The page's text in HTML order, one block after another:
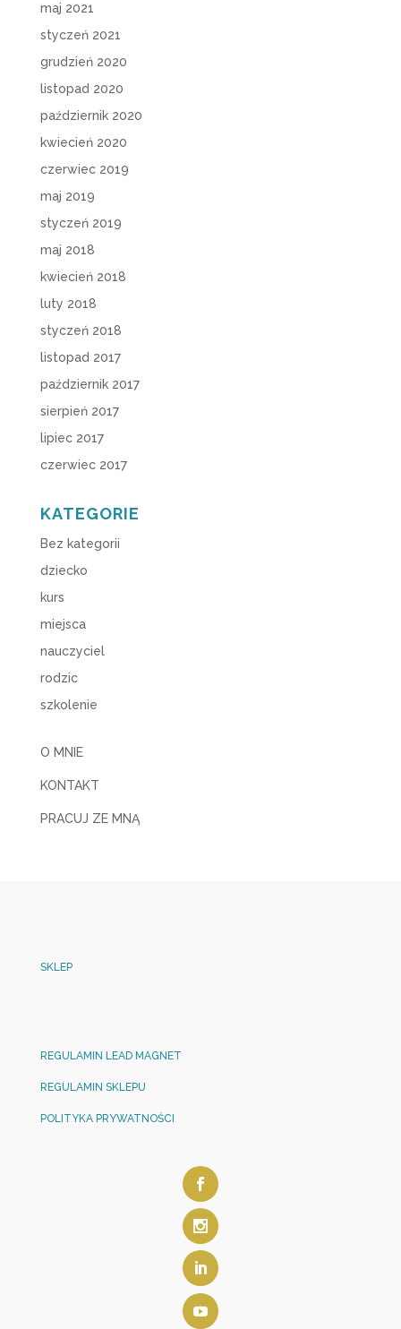
maj 2021
styczeń 2021
grudzień 2020
listopad 2020
październik 2020
kwiecień 2020
czerwiec 2019
maj 2019
styczeń 2019
maj 2018
kwiecień 2018
luty 2018
styczeń 2018
listopad 2017
październik 2017
sierpień 2017
lipiec 2017
czerwiec 2017
KATEGORIE
Bez kategorii
dziecko
kurs
miejsca
nauczyciel
rodzic
szkolenie
O MNIE
KONTAKT
PRACUJ ZE MNĄ
SKLEP
REGULAMIN LEAD MAGNET
REGULAMIN SKLEPU
POLITYKA PRYWATNOŚCI